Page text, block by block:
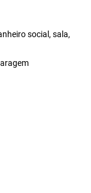
social, sala,